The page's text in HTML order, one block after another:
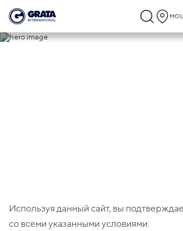
Используя данный сайт, вы
со всеми указанными условиями: